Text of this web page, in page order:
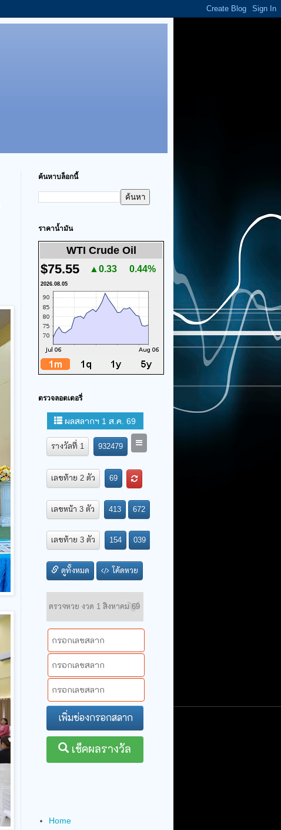
ค้นหาบล็อกนี้
ราคาน้ำมัน
WTI Crude Oil
$75.55 ▲0.33 0.44%
2026.08.05
ตรวจลอตเตอรี่
Home